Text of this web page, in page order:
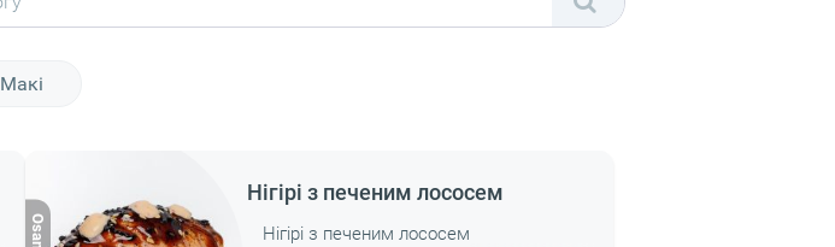
Макі
Нігірі з печеним лососем
Нігірі з печеним лососем